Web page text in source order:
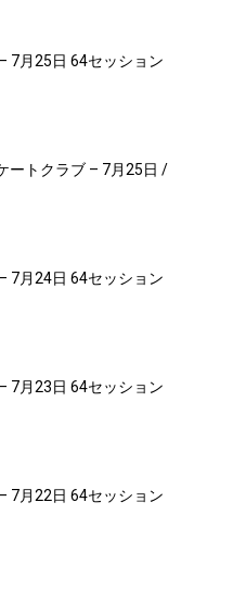
7月25日 64セッション
ートクラブ – 7月25日 /
7月24日 64セッション
7月23日 64セッション
7月22日 64セッション